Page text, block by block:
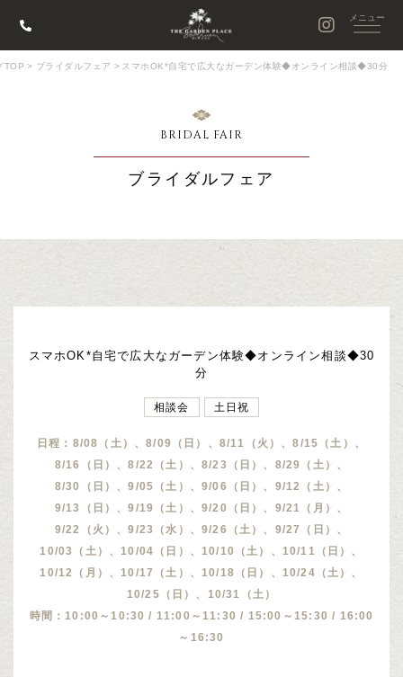
TOP > ブライダルフェア > スマホOK*自宅で広大なガーデン体験◆オンライン相談◆30分
BRIDAL FAIR
ブライダルフェア
スマホOK*自宅で広大なガーデン体験◆オンライン相談◆30
分
相談会 土日祝
日程：8/08（土）、8/09（日）、8/11（火）、8/15（土）、
8/16（日）、8/22（土）、8/23（日）、8/29（土）、
8/30（日）、9/05（土）、9/06（日）、9/12（土）、
9/13（日）、9/19（土）、9/20（日）、9/21（月）、
9/22（火）、9/23（水）、9/26（土）、9/27（日）、
10/03（土）、10/04（日）、10/10（土）、10/11（日）、
10/12（月）、10/17（土）、10/18（日）、10/24（土）、
10/25（日）、10/31（土）
時間：10:00～10:30 / 11:00～11:30 / 15:00～15:30 / 16:00
～16:30